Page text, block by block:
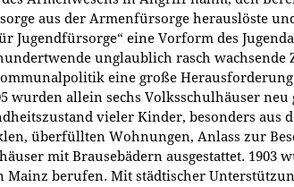
aus der Armenfürsorge herauslöste
Jugendfürsorge“ eine Vorform des
unglaublich rasch wachsende
eine große Herausforderung
wurden allein sechs Volksschulhäuser neu
vieler Kinder, besonders aus
überfüllten Wohnungen, Anlass zur
mit Brausebädern ausgestattet. 1903
Mainz berufen. Mit städtischer